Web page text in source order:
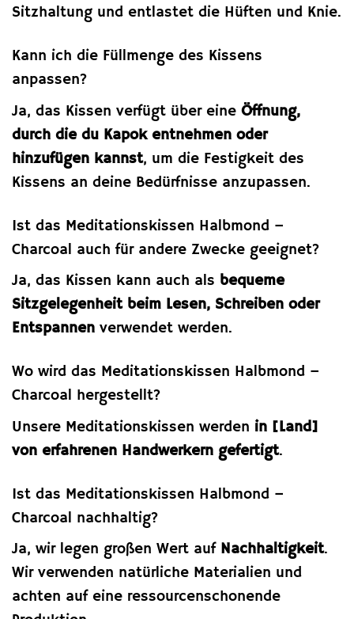
Sitzhaltung und entlastet die Hüften und Knie.
Kann ich die Füllmenge des Kissens
anpassen?
Ja, das Kissen verfügt über eine Öffnung,
durch die du Kapok entnehmen oder
hinzufügen kannst, um die Festigkeit des
Kissens an deine Bedürfnisse anzupassen.
Ist das Meditationskissen Halbmond –
Charcoal auch für andere Zwecke geeignet?
Ja, das Kissen kann auch als bequeme
Sitzgelegenheit beim Lesen, Schreiben oder
Entspannen verwendet werden.
Wo wird das Meditationskissen Halbmond –
Charcoal hergestellt?
Unsere Meditationskissen werden in [Land]
von erfahrenen Handwerkern gefertigt.
Ist das Meditationskissen Halbmond –
Charcoal nachhaltig?
Ja, wir legen großen Wert auf Nachhaltigkeit.
Wir verwenden natürliche Materialien und
achten auf eine ressourcenschonende